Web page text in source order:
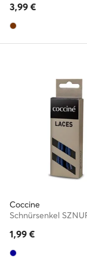
3,99 €
Coccine
1,99 €